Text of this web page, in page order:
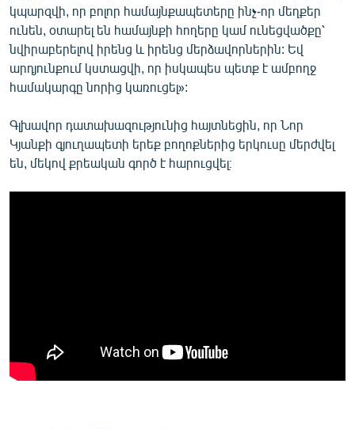
կպարզվի, որ բոլոր համայնքապետերը ինչ-որ մեղքեր
ունեն, օտարել են համայնքի հողերը կամ ունեցվածքը՝
նվիրաբերելով իրենց և իրենց մերձավորներին: Եվ
արդյունքում կստացվի, որ իսկապես պետք է ամբողջ
համակարգը նորից կառուցել»:
Գլխավոր դատախազությունից հայտնեցին, որ Նոր
Կյանքի գյուղապետի երեք բողոքներից երկուսը մերժվել
են, մեկով քրեական գործ է հարուցվել։